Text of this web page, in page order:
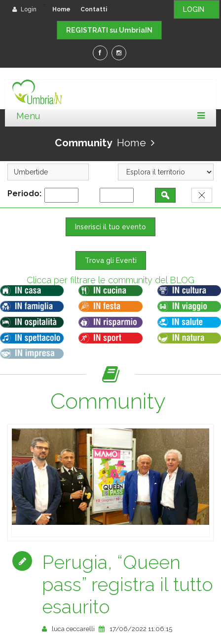
LOGIN
Login Home Contatti
REGISTRATI su UmbriaIN
Community Home
Periodo:
Inserisci il tuo evento
Trova gli Eventi
Clicca per filtrare le community del BLOG
Community
Perugia, “Queen
pass” registra il tutto
esaurito
luca ceccarelli 17/06/2022 11:06:15